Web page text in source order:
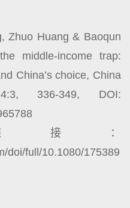
Zhuo Huang & Baoqun
middle-income trap:
China’s choice, China
336-349, DOI:
接：
doi/full/10.1080/175389